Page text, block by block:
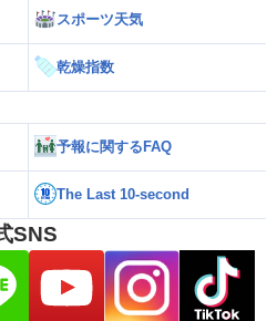
スポーツ天気
乾燥指数
予報に関するFAQ
The Last 10-second
SNS